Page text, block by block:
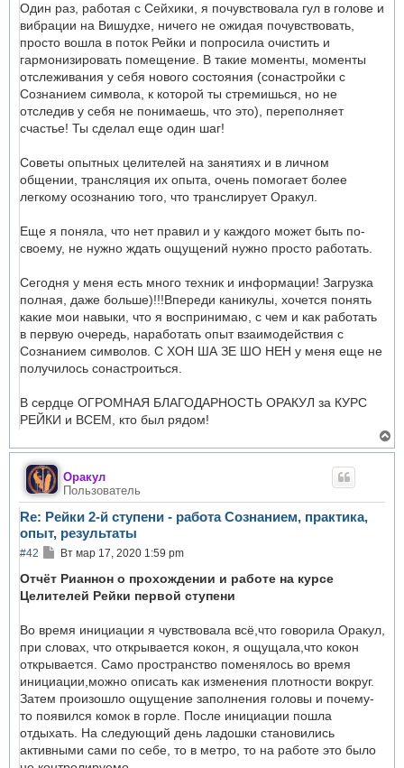
Один раз, работая с Сейхики, я почувствовала гул в голове и
вибрации на Вишудхе, ничего не ожидая почувствовать,
просто вошла в поток Рейки и попросила очистить и
гармонизировать помещение. В такие моменты, моменты
отслеживания у себя нового состояния (сонастройки с
Сознанием символа, к которой ты стремишься, но не
отследив у себя не понимаешь, что это), переполняет
счастье! Ты сделал еще один шаг!
Советы опытных целителей на занятиях и в личном
общении, трансляция их опыта, очень помогает более
легкому осознанию того, что транслирует Оракул.
Еще я поняла, что нет правил и у каждого может быть по-
своему, не нужно ждать ощущений нужно просто работать.
Сегодня у меня есть много техник и информации! Загрузка
полная, даже больше)!!!Впереди каникулы, хочется понять
какие мои навыки, что я воспринимаю, с чем и как работать
в первую очередь, наработать опыт взаимодействия с
Сознанием символов. С ХОН ША ЗЕ ШО НЕН у меня еще не
получилось сонастроиться.
В сердце ОГРОМНАЯ БЛАГОДАРНОСТЬ ОРАКУЛ за КУРС
РЕЙКИ и ВСЕМ, кто был рядом!
е
Оракул
Пользователь
Re: Рейки 2-й ступени - работа Сознанием, практика,
опыт, результаты
#42
С
о
щ
н
е
Вт мар 17, 2020 1:59 pm
Отчёт Рианнон о прохождении и работе на курсе
Целителей Рейки первой ступени
Во время инициации я чувствовала всё,что говорила Оракул,
при словах, что открывается кокон, я ощущала,что кокон
открывается. Само пространство поменялось во время
инициации,можно описать как изменения плотности вокруг.
Затем произошло ощущение заполнения головы и почему-
то появился комок в горле. После инициации пошла
отдыхать. На следующий день ладошки становились
активными сами по себе, то в метро, то на работе это было